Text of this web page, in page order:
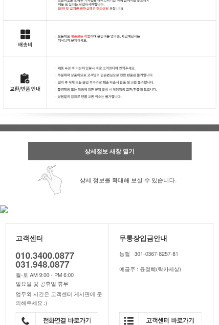
상세정보 새창 열기
상세 정보를 확대해 보실 수 있습니다.
고객센터
010.3400.0877
031.948.0877
월-토 AM 9:00 - PM 6:00
일요일 및 공휴일 휴무
업무외 시간은 고객센터 게시판에 문
의해주세요 :)
무통장입금안내
농협 301-0367-8257-81
예금주 : 윤정혜(락카세상)